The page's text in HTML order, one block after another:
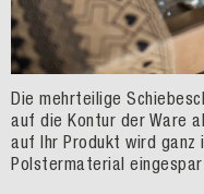
Die mehrteilige
auf die Kontur der Ware
auf Ihr Produkt wird ganz
Polstermaterial